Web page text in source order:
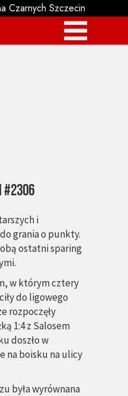
i
grania o punkty.
ostatni sparing
w którym cztery
do ligowego
rozpoczęły
1:4 z Salosem
doszło w
na boisku na ulicy
była wyrównana
#2306
Czarnych Szczecin